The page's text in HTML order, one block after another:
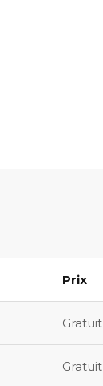
Prix
Gratuit
Gratuit